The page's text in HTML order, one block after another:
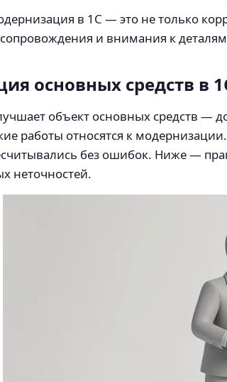
в 1С — это не только
и внимания к
основных средств в
объект основных средств —
работы относятся к
без ошибок. Ниже —
неточностей.